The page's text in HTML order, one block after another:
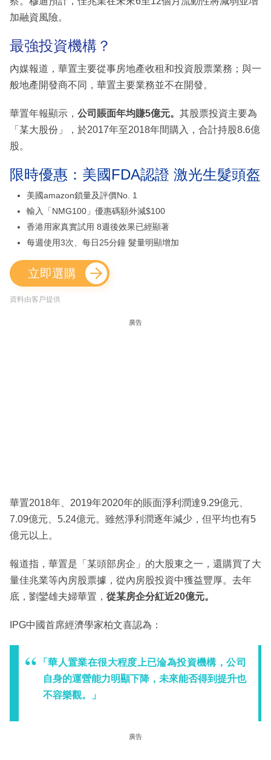
加融資風險。
最強投資機構？
內媒報道，華置主要從事房地產收租和投資股票業務；與一
般地產開發商不同，華置主要業務並不在開發。
華置年報顯示， 公司賬面年均賺5億元。 其股票投資主要為
「某大股份」，於2017年至2018年間購入，合計持股8.6億
股。
限時優惠：美國FDA認證 激光生髮頭盔
美國amazon鎖量及評價No. 1
輸入「NMG100」優惠碼額外減$100
香港用家真實試用 8週後效果已經顯著
每週使用3次、每日25分鐘 髮量明顯增加
立即選購
資料由客戶提供
廣告
華置2018年、2019年2020年的賬面淨利潤達9.29億元、
7.09億元、5.24億元。雖然淨利潤逐年減少，但平均也有5
億元以上。
報道指，華置是「某頭部房企」的大股東之一，還購買了大
量佳兆業等內房股票據，從內房股投資中獲益豐厚。去年
底，劉鑾雄夫婦華置， 從某房企分紅近20億元。
IPG中國首席經濟學家柏文喜認為：
「華人置業在很大程度上已淪為投資機構，公司
自身的運營能力明顯下降，未來能否得到提升也
不容樂觀。」
廣告